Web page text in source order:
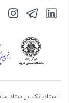
استادبانک در ستاد